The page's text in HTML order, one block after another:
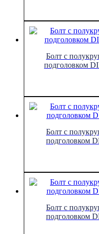
Болт с
подголовком
Болт с
подголовком
Болт с
подголовком